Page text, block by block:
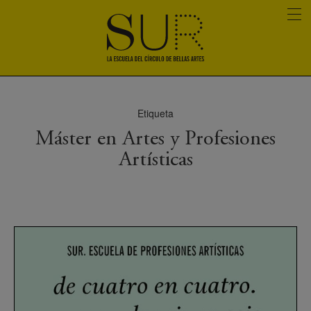
Etiqueta
Máster en Artes y Profesiones
Artísticas